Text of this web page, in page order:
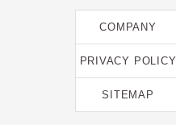
COMPANY
PRIVACY POLICY
SITEMAP